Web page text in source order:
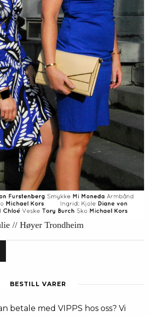
// Høyer Trondheim
BESTILL VARER
betale med VIPPS hos oss? Vi